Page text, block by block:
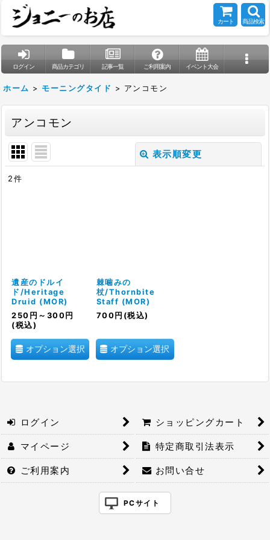
カート 商品検索
ログイン 商品カテゴリ 記事一覧 ご利用案内 イベント大会
ホーム > モーニングタイド > アンコモン
アンコモン
表示順変更
絞り込む
2件
遺産のドルイ
ド/Heritage
Druid (MOR)
250 円 ～300 円
(税込)
オプション選択
棘噛みの
杖/Thornbite
Staff (MOR)
700 円 (税込)
オプション選択
ログイン ショッピングカート
マイページ 特定商取引法表示
ご利用案内 お問い合せ
PCサイト